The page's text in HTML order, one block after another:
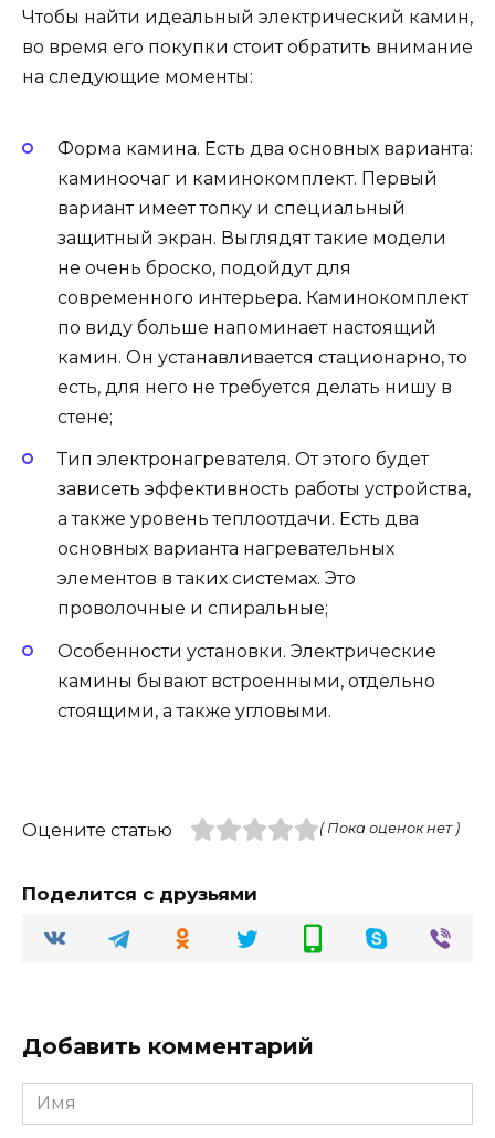
Чтобы найти идеальный электрический камин,
во время его покупки стоит обратить внимание
на следующие моменты:
Форма камина. Есть два основных варианта:
каминоочаг и каминокомплект. Первый
вариант имеет топку и специальный
защитный экран. Выглядят такие модели
не очень броско, подойдут для
современного интерьера. Каминокомплект
по виду больше напоминает настоящий
камин. Он устанавливается стационарно, то
есть, для него не требуется делать нишу в
стене;
Тип электронагревателя. От этого будет
зависеть эффективность работы устройства,
а также уровень теплоотдачи. Есть два
основных варианта нагревательных
элементов в таких системах. Это
проволочные и спиральные;
Особенности установки. Электрические
камины бывают встроенными, отдельно
стоящими, а также угловыми.
Оцените статью ( Пока оценок нет )
Поделится с друзьями
Добавить комментарий
Имя